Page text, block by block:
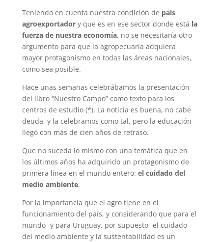
Teniendo en cuenta nuestra condición de país
agroexportadory que es en ese sector donde está la
fuerza de nuestra economía, no se necesitaría otro
argumento para que la agropecuaria adquiera
mayor protagonismo en todas las áreas nacionales,
como sea posible.
Hace unas semanas celebrábamos la presentación
del libro “Nuestro Campo” como texto para los
centros de estudio (*). La noticia es buena, no cabe
deuda, y la celebramos como tal, pero la educación
llegó con más de cien años de retraso.
Que no suceda lo mismo con una temática que en
los últimos años ha adquirido un protagonismo de
primera línea en el mundo entero: el cuidado del
medio ambiente.
Por la importancia que el agro tiene en el
funcionamiento del país, y considerando que para el
mundo -y para Uruguay, por supuesto- el cuidado
del medio ambiente y la sustentabilidad es un